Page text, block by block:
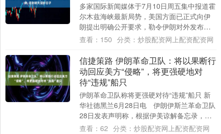
多家国际新闻媒体于7月10日周五集中报道霍
尔木兹海峡最新局势，美国方面已正式向伊
朗提出明确公开要求，勒令伊朗对外发布官
方声明，确认霍尔木兹海峡全线重新开放常
查看： 150 分类： 炒股配资网上配资配资网
信捷策路 伊朗革命卫队：将以果断行
动回应美方“侵略”，将更强硬地对
待“违规”船只
伊朗革命卫队称将更强硬对待“违规”船只 新
华社德黑兰6月28日电 伊朗伊斯兰革命卫队
28日发表声明称，根据伊美谅解备忘录，霍
尔木兹海峡的通行管控由伊方负责，今后....
查看： 62 分类： 炒股配资网上配资配资网